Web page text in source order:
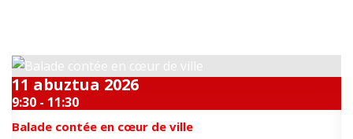
11abuztua2026
9:30 - 11:30
Balade contée en cœur de ville